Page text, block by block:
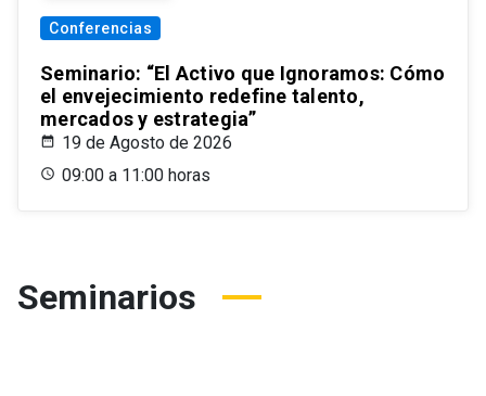
Conferencias
Seminario: “El Activo que Ignoramos: Cómo
el envejecimiento redefine talento,
mercados y estrategia”
19 de Agosto de 2026
09:00 a 11:00 horas
Seminarios